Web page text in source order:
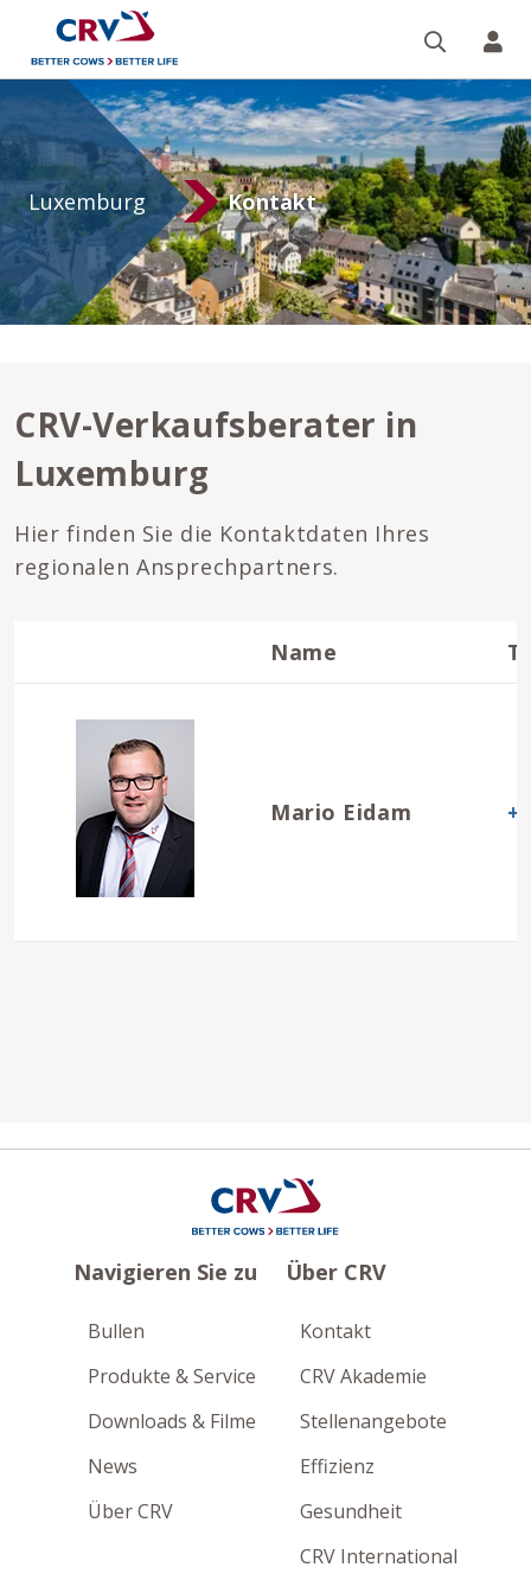
Luxemburg
Luxemburg Kontakt
CRV-Verkaufsberater in
Luxemburg
Hier finden Sie die Kontaktdaten Ihres
regionalen Ansprechpartners.
Name
Mario Eidam
Navigieren Sie zu
Bullen
Produkte & Service
Downloads & Filme
News
Über CRV
Über CRV
Kontakt
CRV Akademie
Stellenangebote
Effizienz
Gesundheit
CRV International